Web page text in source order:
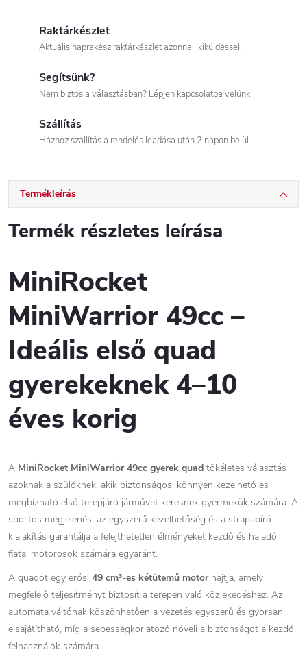
Raktárkészlet
Aktuális naprakész raktárkészlet azonnali kiküldéssel.
Segítsünk?
Nem biztos a választásban? Lépjen kapcsolatba velünk.
Szállítás
Házhoz szállítás a rendelés leadása után 2 napon belül.
Termékleírás
Termék részletes leírása
MiniRocket
MiniWarrior 49cc –
Ideális első quad
gyerekeknek 4–10
éves korig
A MiniRocket MiniWarrior 49cc gyerek quad tökéletes választás
azoknak a szülőknek, akik biztonságos, könnyen kezelhető és
megbízható első terepjáró járművet keresnek gyermekük számára. A
sportos megjelenés, az egyszerű kezelhetőség és a strapabíró
kialakítás garantálja a felejthetetlen élményeket kezdő és haladó
fiatal motorosok számára egyaránt.
A quadot egy erős, 49 cm³-es kétütemű motorhajtja, amely
megfelelő teljesítményt biztosít a terepen való közlekedéshez. Az
automata váltónak köszönhetően a vezetés egyszerű és gyorsan
elsajátítható, míg a sebességkorlátozó növeli a biztonságot a kezdő
felhasználók számára.